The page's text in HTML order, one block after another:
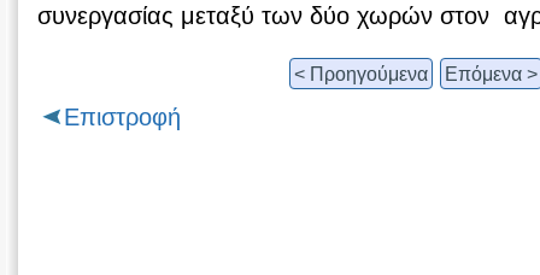
συνεργασίας μεταξύ των δύο χωρών στον
< Προηγούμενα Επόμενα >
Επιστροφή